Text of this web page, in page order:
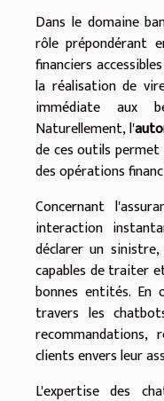
Dans le domaine
rôle prépondérant
financiers
la réalisation de
immédiate aux
Naturellement, l'
de ces outils
des opérations
Concernant
interaction
déclarer un
capables de traiter
bonnes entités.
travers les
clients envers leur
L'expertise des